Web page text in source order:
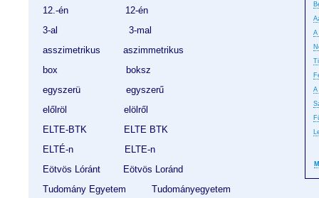
A
A
12.-én                    12-én
3-al                         3-mal
asszimetrikus        aszimmetrikus
box                        boksz
egyszerü                egyszerű
előlröl                    elölről
ELTE-BTK             ELTE BTK
ELTÉ-n                  ELTE-n
Eötvös Lóránt        Eötvös Loránd
Tudomány Egyetem         Tudományegyetem